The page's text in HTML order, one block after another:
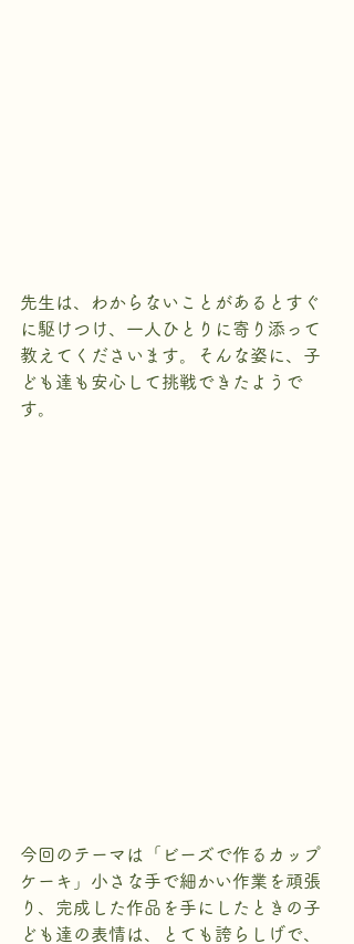
先生は、わからないことがあるとすぐ
に駆けつけ、一人ひとりに寄り添って
教えてくださいます。そんな姿に、子
ども達も安心して挑戦できたようで
す。
今回のテーマは「ビーズで作るカップ
ケーキ」小さな手で細かい作業を頑張
り、完成した作品を手にしたときの子
ども達の表情は、とても誇らしげで、